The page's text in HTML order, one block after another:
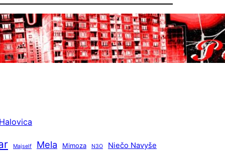
Majself Mela Mimoza N3O Niečo Navyše